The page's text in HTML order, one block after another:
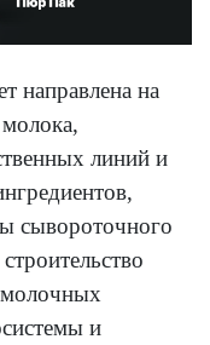
направлена на
линий и
сывороточного
молочных
и